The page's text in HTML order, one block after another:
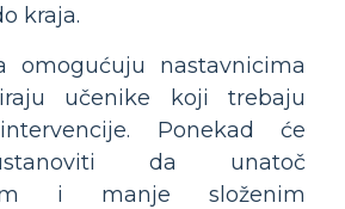
kraja.
omogućuju nastavnicima
učenike koji trebaju
Ponekad će
da unatoč
i manje složenim